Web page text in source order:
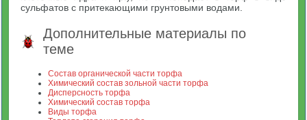
сульфатов с притекающими грунтовыми водами.
Дополнительные материалы по
теме
Состав органической части торфа
Химический состав зольной части торфа
Дисперсность торфа
Химический состав торфа
Виды торфа